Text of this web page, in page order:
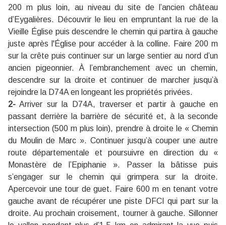
200 m plus loin, au niveau du site de l’ancien château
d’Eygalières. Découvrir le lieu en empruntant la rue de la
Vieille Église puis descendre le chemin qui partira à gauche
juste après l'Église pour accéder à la colline. Faire 200 m
sur la crête puis continuer sur un large sentier au nord d’un
ancien pigeonnier. À l’embranchement avec un chemin,
descendre sur la droite et continuer de marcher jusqu’à
rejoindre la D74A en longeant les propriétés privées.
2- Arriver sur la D74A, traverser et partir à gauche en
passant derrière la barrière de sécurité et, à la seconde
intersection (500 m plus loin), prendre à droite le « Chemin
du Moulin de Marc ». Continuer jusqu’à couper une autre
route départementale et poursuivre en direction du «
Monastère de l’Epiphanie ». Passer la bâtisse puis
s’engager sur le chemin qui grimpera sur la droite.
Apercevoir une tour de guet. Faire 600 m en tenant votre
gauche avant de récupérer une piste DFCI qui part sur la
droite. Au prochain croisement, tourner à gauche. Sillonner